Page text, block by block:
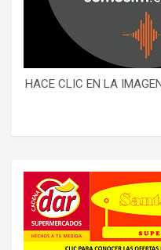
HACE CLIC EN LA